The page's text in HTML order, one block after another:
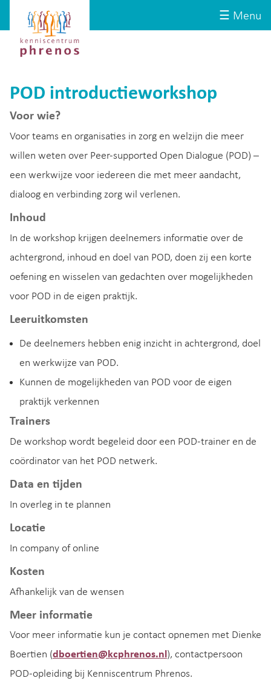
☰ Menu
Kenniscentrum
Phrenos
website
POD introductieworkshop
Voor wie?
Voor teams en organisaties in zorg en welzijn die meer
willen weten over Peer-supported Open Dialogue (POD) –
een werkwijze voor iedereen die met meer aandacht,
dialoog en verbinding zorg wil verlenen.
Inhoud
In de workshop krijgen deelnemers informatie over de
achtergrond, inhoud en doel van POD, doen zij een korte
oefening en wisselen van gedachten over mogelijkheden
voor POD in de eigen praktijk.
Leeruitkomsten
De deelnemers hebben enig inzicht in achtergrond, doel
en werkwijze van POD.
Kunnen de mogelijkheden van POD voor de eigen
praktijk verkennen
Trainers
De workshop wordt begeleid door een POD-trainer en de
coördinator van het POD netwerk.
Data en tijden
In overleg in te plannen
Locatie
In company of online
Kosten
Afhankelijk van de wensen
Meer informatie
Voor meer informatie kun je contact opnemen met Dienke
Boertien (dboertien@kcphrenos.nl), contactpersoon
POD-opleiding bij Kenniscentrum Phrenos.